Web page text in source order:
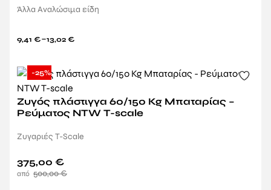
Άλλα Αναλώσιμα είδη
9,41 €–13,02 €
-25%
Ζυγός πλάστιγγα 60/150 Kg Μπαταρίας –
Ρεύματος NTW T-scale
Ζυγαριές T-Scale
500,00€
375,00 €